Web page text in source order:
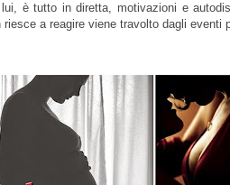
è tutto in diretta, motivazioni e
a reagire viene travolto dagli eventi